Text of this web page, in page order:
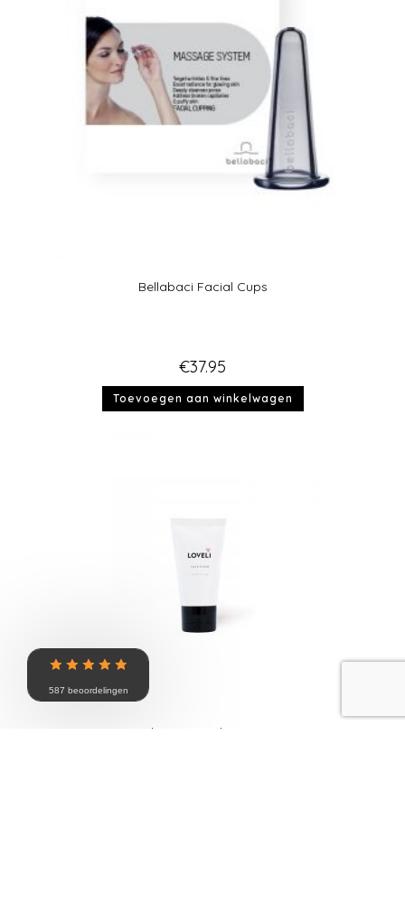
Bellabaci Facial Cups
€37.95
Toevoegen aan winkelwagen
Loveli Face Scrub Sensitive
587 beoordelingen